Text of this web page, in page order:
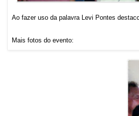
Ao fazer uso da palavra Levi Pontes
Mais fotos do evento: